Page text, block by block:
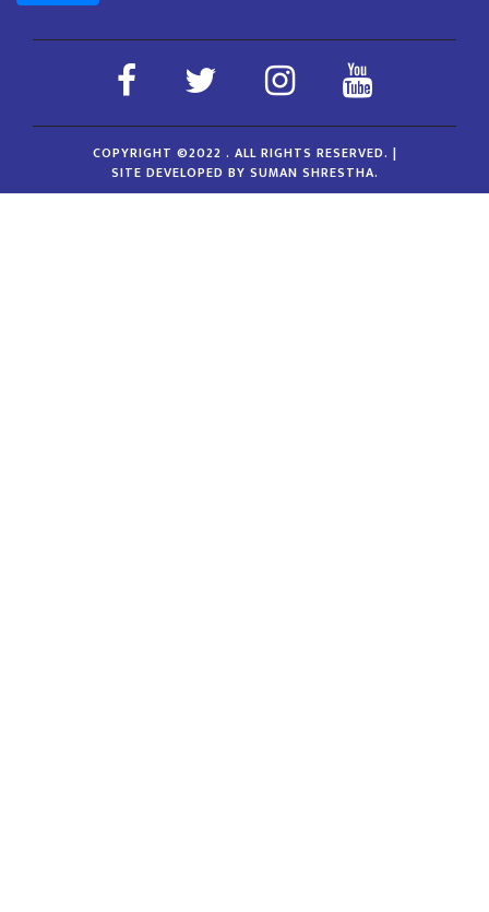
COPYRIGHT ©2022 . ALL RIGHTS RESERVED. |
SITE DEVELOPED BY SUMAN SHRESTHA.